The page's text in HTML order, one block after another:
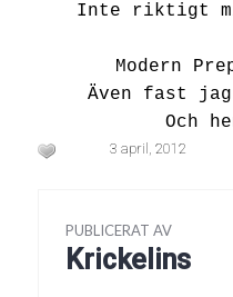
Inte riktigt
Modern
Även fast
Och
3 april, 2012
PUBLICERAT AV
Krickelins